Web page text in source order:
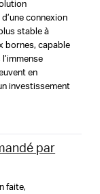
le plus
et de gérer
vos appareils
Multi-
40 °C
% sans
condensation
connexion
stable à
bornes, capable
en
investissement
par
faite,